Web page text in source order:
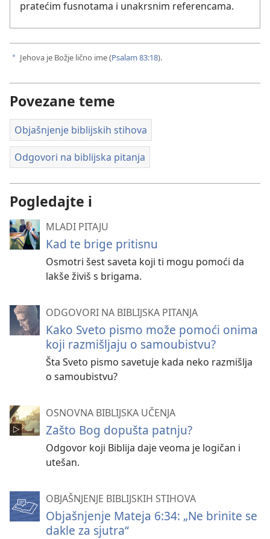
pratećim fusnotama i unakrsnim referencama.
a Jehova je Božje lično ime (Psalam 83:18).
Povezane teme
Objašnjenje biblijskih stihova
Odgovori na biblijska pitanja
Pogledajte i
MLADI PITAJU
Kad te brige pritisnu
Osmotri šest saveta koji ti mogu pomoći da
lakše živiš s brigama.
ODGOVORI NA BIBLIJSKA PITANJA
Kako Sveto pismo može pomoći onima
koji razmišljaju o samoubistvu?
Šta Sveto pismo savetuje kada neko razmišlja
o samoubistvu?
OSNOVNA BIBLIJSKA UČENJA
Zašto Bog dopušta patnju?
Odgovor koji Biblija daje veoma je logičan i
utešan.
OBJAŠNJENJE BIBLIJSKIH STIHOVA
Objašnjenje Mateja 6:34: „Ne brinite se
dakle za sjutra“